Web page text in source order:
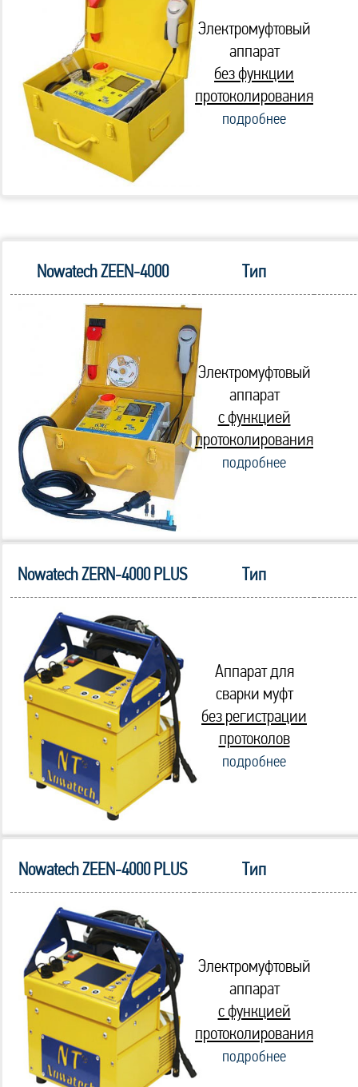
Электромуфтовый
аппарат
без функции
протоколирования
подробнее
Nowatech ZEEN-4000 Тип
Электромуфтовый
аппарат
с функцией
протоколирования
подробнее
Nowatech ZERN-4000 PLUS Тип
Аппарат для
сварки муфт
без регистрации
протоколов
подробнее
Nowatech ZEEN-4000 PLUS Тип
Электромуфтовый
аппарат
с функцией
протоколирования
подробнее